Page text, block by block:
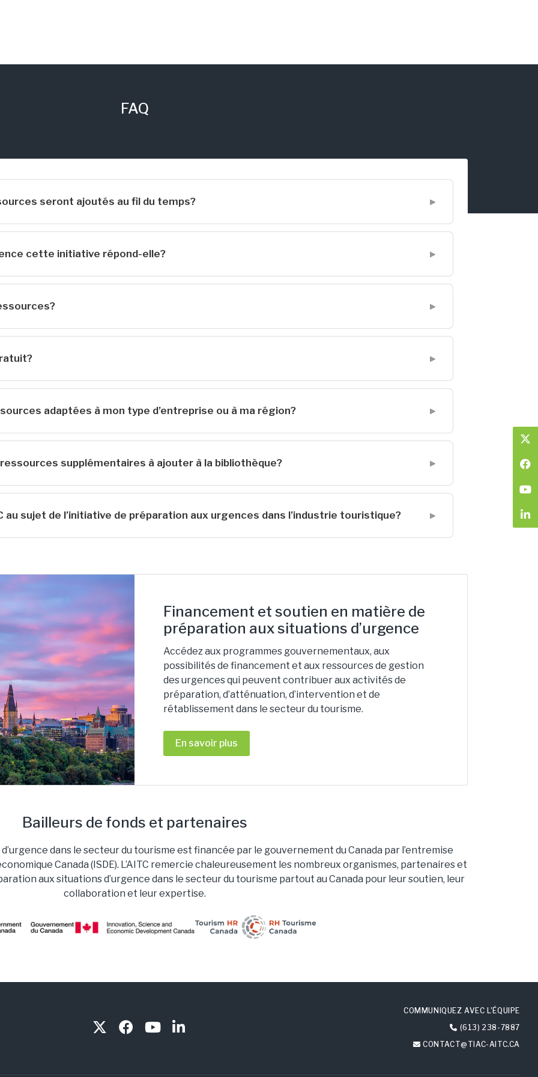
FAQ
seront ajoutés au fil du temps?
cette initiative répond-elle?
adaptées à mon type d’entreprise ou à ma région?
supplémentaires à ajouter à la bibliothèque?
sujet de l’initiative de préparation aux urgences dans l’industrie touristique?
Financement et soutien en matière de
préparation aux situations d’urgence
Accédez aux programmes gouvernementaux, aux
possibilités de financement et aux ressources de gestion
des urgences qui peuvent contribuer aux activités de
préparation, d’atténuation, d’intervention et de
rétablissement dans le secteur du tourisme.
En savoir plus
Bailleurs de fonds et partenaires
dans le secteur du tourisme est financée par le gouvernement du Canada par l’entremise
Canada (ISDE). L’AITC remercie chaleureusement les nombreux organismes, partenaires et
aux situations d’urgence dans le secteur du tourisme partout au Canada pour leur soutien, leur
collaboration et leur expertise.
COMMUNIQUEZ AVEC L’ÉQUIPE
(613) 238-7887
CONTACT@TIAC-AITC.CA